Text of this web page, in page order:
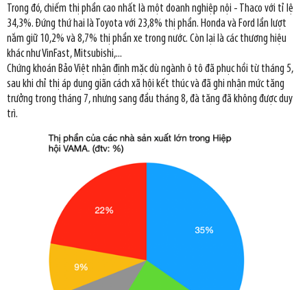
Trong đó, chiếm thị phần cao nhất là một doanh nghiệp nội - Thaco với tỉ lệ
34,3%. Đứng thứ hai là Toyota với 23,8% thị phần. Honda và Ford lần lượt
nắm giữ 10,2% và 8,7% thị phần xe trong nước. Còn lại là các thương hiệu
khác như VinFast, Mitsubishi,...
Chứng khoán Bảo Việt nhận định mặc dù ngành ô tô đã phục hồi từ tháng 5,
sau khi chỉ thị áp dụng giãn cách xã hội kết thúc và đã ghi nhận mức tăng
trưởng trong tháng 7, nhưng sang đầu tháng 8, đà tăng đã không được duy
trì.